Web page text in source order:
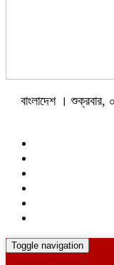
বাংলাদেশ ।
Toggle navigation